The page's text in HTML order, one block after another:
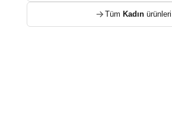
Tüm Kadınürünleri